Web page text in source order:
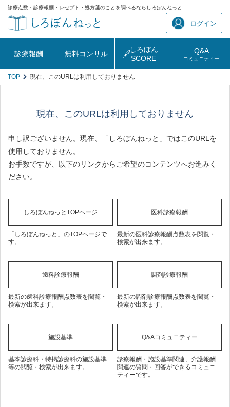
診療点数・診療報酬・レセプト・処方箋のことを調べるならしろぼんねっと
ログイン
診療報酬 無料コンサル
しろぼん
SCORE
Q&A
コミュニティー
TOP 現在、このURLは利用しておりません
現在、このURLは利用しておりません
申し訳ございません。現在、「しろぼんねっと」ではこのURLを
使用しておりません。
お手数ですが、以下のリンクからご希望のコンテンツへお進みく
ださい。
しろぼんねっとTOPページ
「しろぼんねっと」のTOPページで
す。
医科診療報酬
最新の医科診療報酬点数表を閲覧・
検索が出来ます。
歯科診療報酬
最新の歯科診療報酬点数表を閲覧・
検索が出来ます。
調剤診療報酬
最新の調剤診療報酬点数表を閲覧・
検索が出来ます。
施設基準
基本診療科・特掲診療科の施設基準
等の閲覧・検索が出来ます。
Q&Aコミュニティー
診療報酬・施設基準関連、介護報酬
関連の質問・回答ができるコミュニ
ティーです。